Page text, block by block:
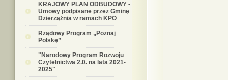
KRAJOWY PLAN ODBUDOWY -
Umowy podpisane przez Gminę
Dzierzążnia w ramach KPO
Rządowy Program „Poznaj
Polskę”
"Narodowy Program Rozwoju
Czytelnictwa 2.0. na lata 2021-
2025"